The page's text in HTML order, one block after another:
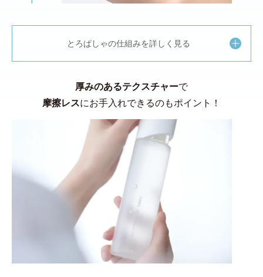
とろぱしゃの仕組みを詳しく見る
厚みのあるテクスチャーで
摩擦レスにお手入れできるのもポイント！